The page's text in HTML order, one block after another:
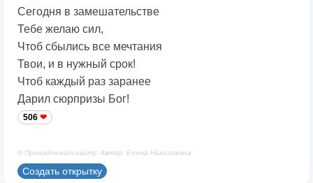
Сегодня в замешательстве
Тебе желаю сил,
Чтоб сбылись все мечтания
Твои, и в нужный срок!
Чтоб каждый раз заранее
Дарил сюрпризы Бог!
506
© Принадлежит сайту. Автор: Елена Николаевна
Создать открытку